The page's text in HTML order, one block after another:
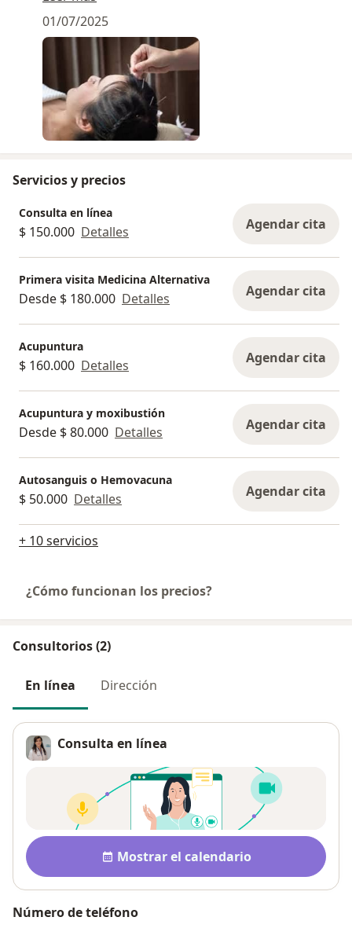
01/07/2025
Servicios y precios
Consulta en línea
$ 150.000 Detalles Agendar cita
Primera visita Medicina Alternativa
Desde $ 180.000 Detalles Agendar cita
Acupuntura
$ 160.000 Detalles Agendar cita
Acupuntura y moxibustión
Desde $ 80.000 Detalles Agendar cita
Autosanguis o Hemovacuna
$ 50.000 Detalles Agendar cita
+ 10 servicios
¿Cómo funcionan los precios?
Consultorios (2)
En línea Dirección
Consulta en línea
Disponibilidad
Mostrar el calendario
Número de teléfono